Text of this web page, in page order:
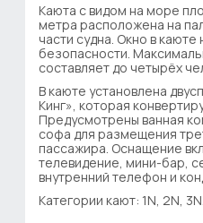
Каюта с видом на море
метра расположена на
части судна. Окно в каюте
безопасности.
составляет до четырёх
В каюте установлена
Кинг», которая
Предусмотрены ванная
софа для размещения
пассажира. Оснащение
телевидение, мини-бар,
внутренний телефон и
Категории кают: 1N, 2N, 3N.